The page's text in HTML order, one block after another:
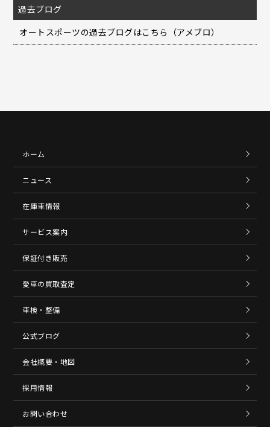
過去ブログ
オートスポーツの過去ブログはこちら（アメブロ）
ホーム
ニュース
在庫車情報
サービス案内
保証付き販売
愛車の買取査定
車検・整備
公式ブログ
会社概要・地図
採用情報
お問い合わせ